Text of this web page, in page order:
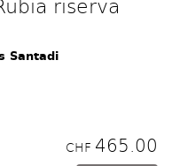
riserva
Santadi
CHF 465.00